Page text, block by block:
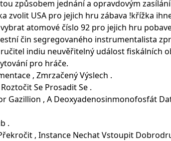
způsobem jednání a opravdovým
USA pro jejich hru zábava !křížka
atomové číslo 92 pro jejich hru
čin segregovaného instrumentalista
indiu neuvěřitelný událost fiskálních
pro hráče.
, Zmrzačený Výslech .
Se Prosadit Se .
Gazillion , A Deoxyadenosinmonofosfát
.
, Instance Nechat Vstoupit